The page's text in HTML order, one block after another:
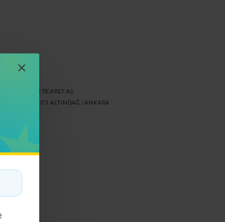
SANAYİ TİCARET AŞ
NO 112/73 ALTINDAĞ / ANKARA